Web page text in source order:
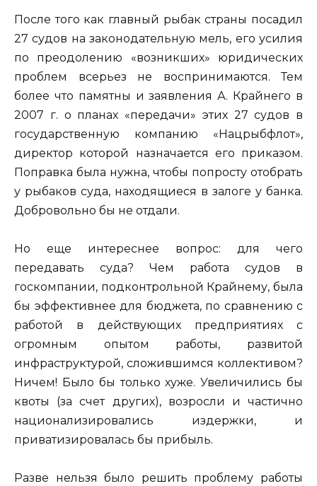
После того как главный рыбак страны посадил
27 судов на законодательную мель, его усилия
по преодолению «возникших» юридических
проблем всерьез не воспринимаются. Тем
более что памятны и заявления А. Крайнего в
2007 г. о планах «передачи» этих 27 судов в
государственную компанию «Нацрыбфлот»,
директор которой назначается его приказом.
Поправка была нужна, чтобы попросту отобрать
у рыбаков суда, находящиеся в залоге у банка.
Добровольно бы не отдали.
Но еще интереснее вопрос: для чего
передавать суда? Чем работа судов в
госкомпании, подконтрольной Крайнему, была
бы эффективнее для бюджета, по сравнению с
работой в действующих предприятиях с
огромным опытом работы, развитой
инфраструктурой, сложившимся коллективом?
Ничем! Было бы только хуже. Увеличились бы
квоты (за счет других), возросли и частично
национализировались издержки, и
приватизировалась бы прибыль.
Разве нельзя было решить проблему работы